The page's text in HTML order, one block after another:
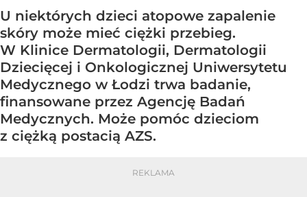
U niektórych dzieci atopowe zapalenie
skóry może mieć ciężki przebieg.
W Klinice Dermatologii, Dermatologii
Dziecięcej i Onkologicznej Uniwersytetu
Medycznego w Łodzi trwa badanie,
finansowane przez Agencję Badań
Medycznych. Może pomóc dzieciom
z ciężką postacią AZS.